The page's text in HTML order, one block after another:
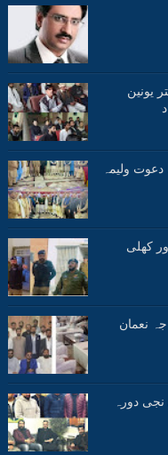
یونین
دعوت ولیمہ
کھلی
نعمان
دورہ